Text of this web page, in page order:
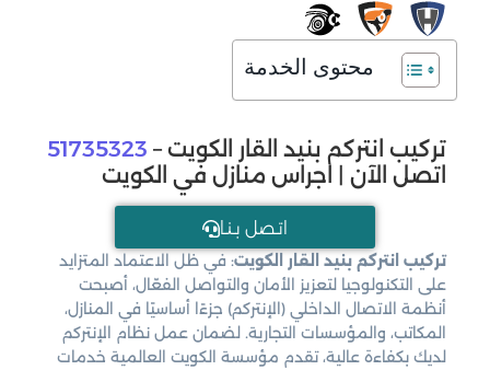
محتوى الخدمة
تركيب انتركم بنيد القار الكويت – 51735323
اتصل الآن | اجراس منازل في الكويت
اتـصل بـنـا
تركيب انتركم بنيد القار الكويت: في ظل الاعتماد المتزايد
على التكنولوجيا لتعزيز الأمان والتواصل الفعّال، أصبحت
أنظمة الاتصال الداخلي (الإنتركم) جزءًا أساسيًا في المنازل،
المكاتب، والمؤسسات التجارية. لضمان عمل نظام الإنتركم
لديك بكفاءة عالية، تقدم مؤسسة الكويت العالمية خدمات